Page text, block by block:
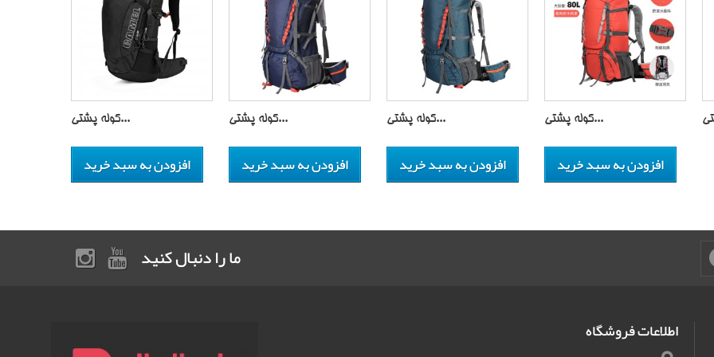
کوله پشتی...
افزودن به سبد خرید
کوله پشتی...
افزودن به سبد خرید
کوله پشتی...
افزودن به سبد خرید
کوله پشتی...
افزودن به سبد خرید
ما را دنبال کنید
اطلاعات فروشگاه